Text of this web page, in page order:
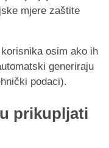
mjere zaštite
osim ako ih
generiraju
podaci).
prikupljati